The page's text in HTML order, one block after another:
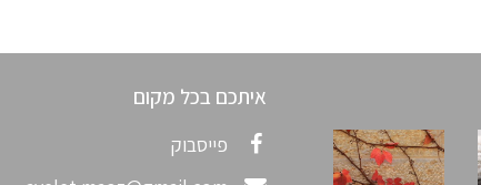
איתכם בכל מקום
פייסבוק